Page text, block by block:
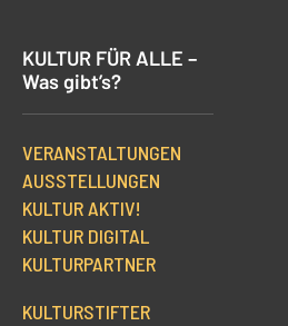
KULTUR FÜR ALLE –
Was gibt’s?
VERANSTALTUNGEN
AUSSTELLUNGEN
KULTUR AKTIV!
KULTUR DIGITAL
KULTURPARTNER
KULTURSTIFTER